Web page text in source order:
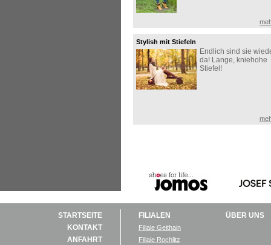
Stylish mit Stiefeln
Endlich sind sie
da! Lange, kniehohe
Stiefel!
STARTSEITE
KONTAKT
ANFAHRT
FILIALEN
Filiale Geithain
Filiale Rochlitz
ÜBER UNS